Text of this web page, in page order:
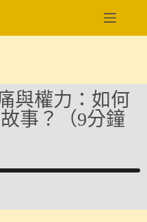
與權力：如何
事？（9分鐘